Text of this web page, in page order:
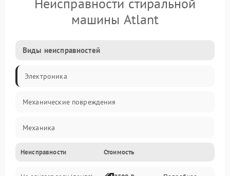
машины Atlant
Виды неисправностей
Электроника
Механические повреждения
Механика
Электропитание
Неисправности Стоимость